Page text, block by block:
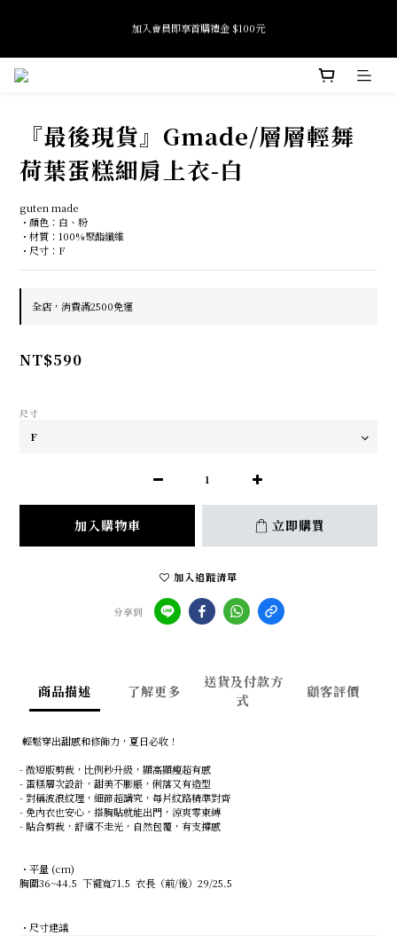
加入會員即享首購禮金 $100元
44
2
6
5
4
3
9
7
2
0
7
5
0
9
7
2
0
5
3
全館滿 $2500 免運
『最後現貨』Gmade/層層輕舞
荷葉蛋糕細肩上衣-白
guten made
・顏色：白、粉
・材質：100%聚酯纖維
・尺寸：F
全店，消費滿2500免運
NT$590
尺寸
加入購物車 立即購買
加入追蹤清單
分享到
商品描述 了解更多
送貨及付款方
式
顧客評價
輕鬆穿出甜感和修飾力，夏日必收！
- 微短版剪裁，比例秒升級，顯高顯瘦超有感
- 蛋糕層次設計，甜美不膨脹，俐落又有造型
- 對稱波浪紋理，細節超講究，每片紋路精準對齊
- 免內衣也安心，搭胸貼就能出門，涼爽零束縛
- 貼合剪裁，舒適不走光，自然包覆，有支撐感
・平量 (cm)
胸圍36~44.5 下襬寬71.5 衣長（前/後）29/25.5
・尺寸建議